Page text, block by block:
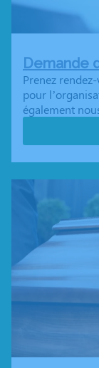
Demande
Prenez
pour
également